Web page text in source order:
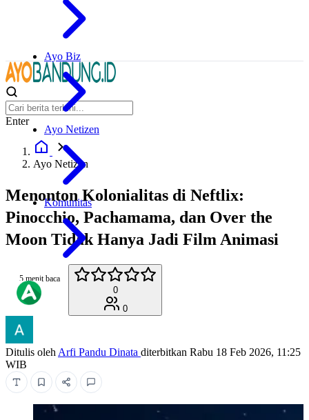
Ayo Biz
Ayo Netizen
Komunitas
Enter
Ayo Netizen
Menonton Kolonialitas di Neftlix:
Pinocchio, Pachamama, dan Over the
Moon Tidak Hanya Jadi Film Animasi
5 menit baca
0
0
Ditulis oleh Arfi Pandu Dinata diterbitkan Rabu 18 Feb 2026, 11:25
WIB